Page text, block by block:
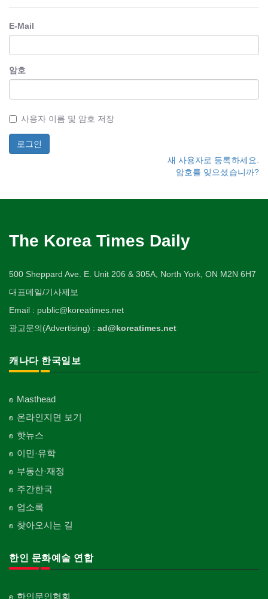
E-Mail
암호
사용자 이름 및 암호 저장
새 사용자로 등록하세요.
암호를 잊으셨습니까?
The Korea Times Daily
500 Sheppard Ave. E. Unit 206 & 305A, North York, ON M2N 6H7
대표메일/기사제보
Email : public@koreatimes.net
광고문의(Advertising) : ad@koreatimes.net
캐나다 한국일보
Masthead
온라인지면 보기
핫뉴스
이민·유학
부동산·재정
주간한국
업소록
찾아오시는 길
한인 문화예술 연합
한인문인협회